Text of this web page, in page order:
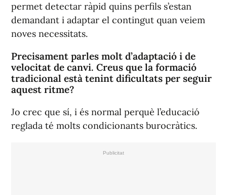
permet detectar ràpid quins perfils s’estan
demandant i adaptar el contingut quan veiem
noves necessitats.
Precisament parles molt d’adaptació i de
velocitat de canvi. Creus que la formació
tradicional està tenint dificultats per seguir
aquest ritme?
Jo crec que sí, i és normal perquè l’educació
reglada té molts condicionants burocràtics.